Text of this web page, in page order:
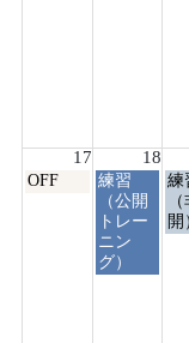
17 18
月
OFF
火
曜
日,
8
月
練習
（公開
トレー
ニン
グ）
水
曜
日,
練
開